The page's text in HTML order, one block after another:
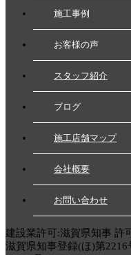
施工事例
お客様の声
スタッフ紹介
ブログ
施工店舗マップ
会社概要
お問い合わせ
建設業許可:滋賀県知事 許
滋賀県知事登録(ほ)第